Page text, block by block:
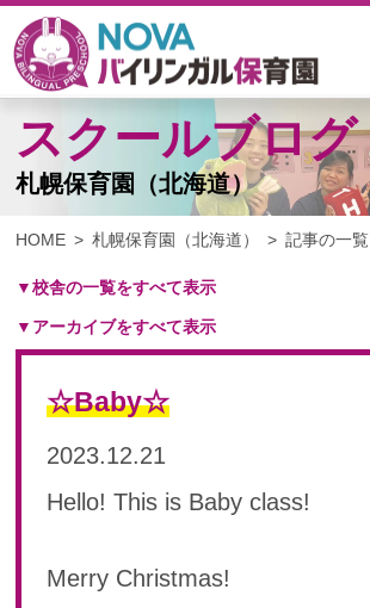
スクールブログ
札幌保育園（北海道）
HOME 札幌保育園（北海道） 記事の一覧
▼校舎の一覧をすべて表示
札幌保育園（北海道）
仙台八木山保育園（宮城県）
仙台富沢保育園（宮城県）
つくば西平塚保育園(茨城県)
札幌東雁来保育園(北海道)
▼アーカイブをすべて表示
2025年 03月(1)
2024年 07月(22)
☆Baby☆
2023.12.21
Hello! This is Baby class!
Merry Christmas!